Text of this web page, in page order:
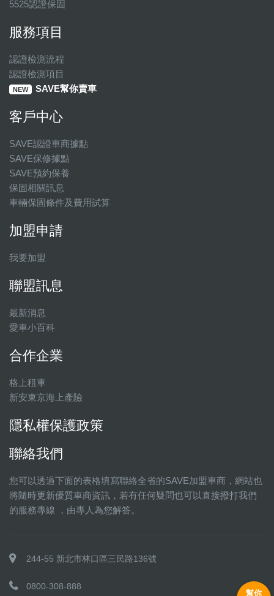
5525認證保固
服務項目
認證檢測流程
認證檢測項目
NEW SAVE幫你賣車
客戶中心
SAVE認證車商據點
SAVE保修據點
SAVE預約保養
保固相關訊息
車輛保固條件及費用試算
加盟申請
我要加盟
聯盟訊息
最新消息
愛車小百科
合作企業
格上租車
新安東京海上產險
隱私權保護政策
聯絡我們
您可以透過下面的表格填寫聯絡全省的SAVE加盟車商，網站也
將隨時更新優質車商資訊，若有任何疑問也可以直接撥打我們
的服務專線 ，由專人為您解答。
244-55 新北市林口區三民路136號
0800-308-888
幫你